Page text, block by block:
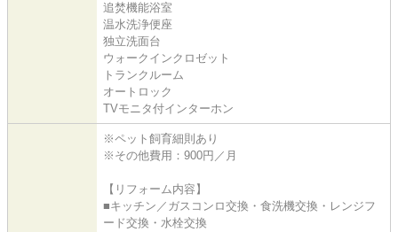
追焚機能浴室
温水洗浄便座
独立洗面台
ウォークインクロゼット
トランクルーム
オートロック
TVモニタ付インターホン
※ペット飼育細則あり
※その他費用：900円／月
【リフォーム内容】
■キッチン／ガスコンロ交換・食洗機交換・レンジフ
ード交換・水栓交換